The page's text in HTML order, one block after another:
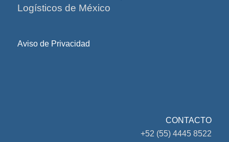
Logísticos de México
Aviso de Privacidad
CONTACTO
+52 (55) 4445 8522